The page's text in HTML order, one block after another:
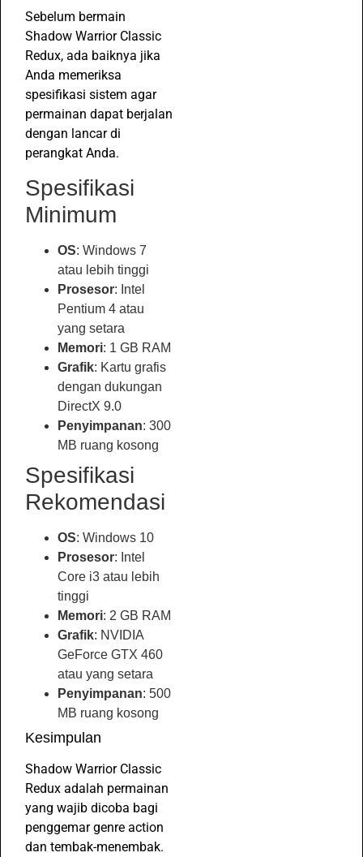
Sebelum bermain
Shadow Warrior Classic
Redux, ada baiknya jika
Anda memeriksa
spesifikasi sistem agar
permainan dapat berjalan
dengan lancar di
perangkat Anda.
Spesifikasi
Minimum
OS: Windows 7
atau lebih tinggi
Prosesor: Intel
Pentium 4 atau
yang setara
Memori: 1 GB RAM
Grafik: Kartu grafis
dengan dukungan
DirectX 9.0
Penyimpanan: 300
MB ruang kosong
Spesifikasi
Rekomendasi
OS: Windows 10
Prosesor: Intel
Core i3 atau lebih
tinggi
Memori: 2 GB RAM
Grafik: NVIDIA
GeForce GTX 460
atau yang setara
Penyimpanan: 500
MB ruang kosong
Kesimpulan
Shadow Warrior Classic
Redux adalah permainan
yang wajib dicoba bagi
penggemar genre action
dan tembak-menembak.